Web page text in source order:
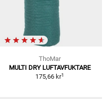
ThoMar
MULTI DRY LUFTAVFUKTARE
175,66 kr1